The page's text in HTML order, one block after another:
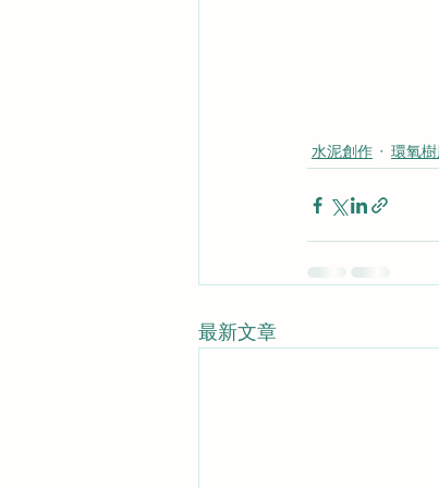
水泥創作 環氧
最新文章